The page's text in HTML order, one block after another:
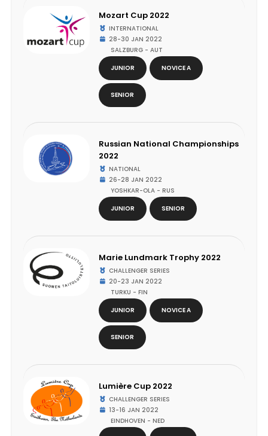
Mozart Cup 2022
INTERNATIONAL
28-30 JAN 2022
SALZBURG - AUT
JUNIOR
NOVICE A
SENIOR
Russian National Championships
2022
NATIONAL
26-28 JAN 2022
YOSHKAR-OLA - RUS
JUNIOR
SENIOR
Marie Lundmark Trophy 2022
CHALLENGER SERIES
20-23 JAN 2022
TURKU - FIN
JUNIOR
NOVICE A
SENIOR
Lumière Cup 2022
CHALLENGER SERIES
13-16 JAN 2022
EINDHOVEN - NED